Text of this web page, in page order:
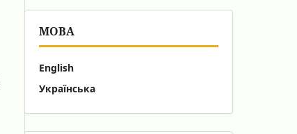
МОВА
English
Українська